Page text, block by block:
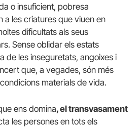
o insuficient, pobresa
a les criatures que viuen en
dificultats als seus
Sense oblidar els estats
de les inseguretats, angoixes i
que, a vegades, són més
materials de vida.
ens domina, el transvasament
les persones en tots els